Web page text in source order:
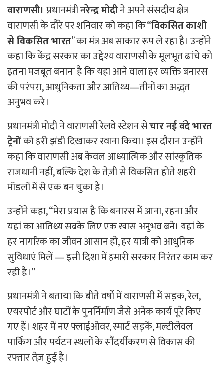
वाराणसी। प्रधानमंत्रीनरेन्द्र मोदीने अपने संसदीय क्षेत्र
वाराणसी के दौरे पर शनिवार को कहा कि “विकसित काशी
से विकसित भारत” का मंत्र अब साकार रूप ले रहा है। उन्होंने
कहा कि केंद्र सरकार का उद्देश्य वाराणसी के मूलभूत ढांचे को
इतना मजबूत बनाना है कि यहां आने वाला हर व्यक्ति बनारस
की परंपरा, आधुनिकता और आतिथ्य—तीनों का अद्भुत
अनुभव करे।
प्रधानमंत्री मोदी ने वाराणसी रेलवे स्टेशन सेचार नई वंदे भारत
ट्रेनोंको हरी झंडी दिखाकर रवाना किया। इस दौरान उन्होंने
कहा कि वाराणसी अब केवल आध्यात्मिक और सांस्कृतिक
राजधानी नहीं, बल्कि देश के तेज़ी से विकसित होते शहरी
मॉडलों में से एक बन चुका है।
उन्होंने कहा, “मेरा प्रयास है कि बनारस में आना, रहना और
यहां का आतिथ्य सबके लिए एक खास अनुभव बने। यहां के
हर नागरिक का जीवन आसान हो, हर यात्री को आधुनिक
सुविधाएं मिलें — इसी दिशा में हमारी सरकार निरंतर काम कर
रही है।”
प्रधानमंत्री ने बताया कि बीते वर्षों में वाराणसी में सड़क, रेल,
एयरपोर्ट और घाटों के पुनर्निर्माण जैसे अनेक कार्य पूरे किए
गए हैं। शहर में नए फ्लाईओवर, स्मार्ट सड़कें, मल्टीलेवल
पार्किंग और पर्यटन स्थलों के सौंदर्यीकरण से विकास की
रफ्तार तेज़ हुई है।